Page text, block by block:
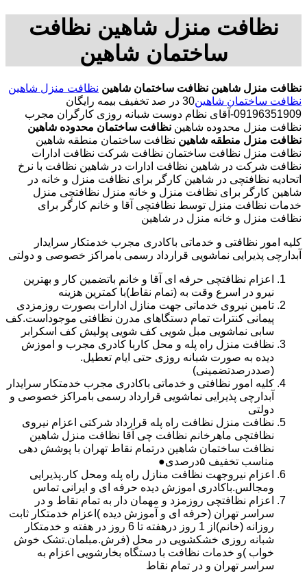
نظافت منزل شاهین نظافت
ساختمان شاهین
نظافت منزل شاهین نظافت ساختمان شاهین نظافت منزل شاهین
نظافت ساختمان شاهین
30 در صد تخفیف بیمه رایگان
09196351909-آقای نظام دوست شبانه روزی کارگران مجرب
نظافت منزل محدوده شاهین نظافت ساختمان محدوده شاهین
نظافت منزل منطقه شاهین نظافت ساختمان منطقه شاهین
نظافت منزل نظافت ساختمان نظافت شرکت نظافت ادارات
نظافت شرکت در شاهین نظافت ادارات در شاهین نظافت با نرخ
اتحادیه نظافتچی در شاهین کارگر برای نظافت منزل و خانه در
شاهین کارگر برای نظافت منزل و خانه منزل نظافتچی منزل
خدمات نظافت منزل توسط نظافتچی آقا و خانم کارگر برای
نظافت منزل و خانه منزل در شاهین
کلیه امور نظافتی و خدماتی باکادری مجرب خدمتکار سرایدار
آبدارچی پذیرایی نماشویی قرارداد رسمی بامراکز خصوصی و دولتی
اعزام نظافتچی حرفه ای آقا و خانم باتضمین کار و بهترین
نیرو در اسرع وقت به (تمام نقاط)با کمترین هزینه
تامین نیروی خدماتی جهت منازل ادارات بصورت روزمزدی
پیمانی کنترات تمام دستگاهای مدرن نظافتی موجوداست.کف
سابی نماشویی مبل شویی کف شویی پولیش کف اسکرابر
نظافت منزل راه پله و محل کاربا کادری مجرب و اموزش
دیده به صورت شبانه روزی حتی ایام تعطیل.
(صددرصدتضمینی)
کلیه امور نظافتی و خدماتی باکادری مجرب خدمتکار سرایدار
آبدارچی پذیرایی نماشویی قرارداد رسمی بامراکز خصوصی و
دولتی
نظافت منزل نظافت راه پله قرارداد شرکتی اعزام نیروی
نظافتچی ماهرخانم نظافت چی آقا نظافت منزل شاهین
نظافت ساختمان شاهین درتمام نقاط تهران با پوشش دهی
مناسب تخفیف ۵درصدی●
اعزام نیروجهت نظافت منازل راه پله ومحل کار.پذیرایی
ومجالس.باکادری اموزش دیده حرفه ای و ایرانی تماس
اعزام نظافتچی روزمزد و مهمان دار به تمام نقاط و در
سراسر تهران (حرفه ای و آموزش دیده )اعزام خدمتکار ثابت
روزانه (خانم)از 1 روز درهفته تا 6 روز در هفته و خدمتکار
شبانه روزی خشکشویی در محل (فرش.مبلمان.تشک خوش
خواب )و خدمات نظافت با دستگاه بخارشویی اعزام به
سراسر تهران و در تمام نقاط